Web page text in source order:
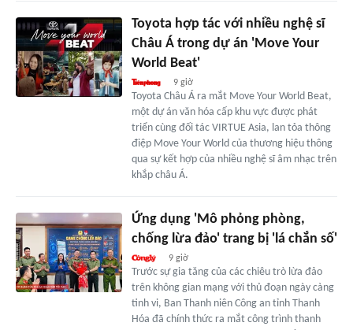
Toyota hợp tác với nhiều nghệ sĩ
Châu Á trong dự án 'Move Your
World Beat'
9 giờ
Toyota Châu Á ra mắt Move Your World Beat,
một dự án văn hóa cấp khu vực được phát
triển cùng đối tác VIRTUE Asia, lan tỏa thông
điệp Move Your World của thương hiệu thông
qua sự kết hợp của nhiều nghệ sĩ âm nhạc trên
khắp châu Á.
Ứng dụng 'Mô phỏng phòng,
chống lừa đảo' trang bị 'lá chắn số'
9 giờ
Trước sự gia tăng của các chiêu trò lừa đảo
trên không gian mạng với thủ đoạn ngày càng
tinh vi, Ban Thanh niên Công an tỉnh Thanh
Hóa đã chính thức ra mắt công trình thanh